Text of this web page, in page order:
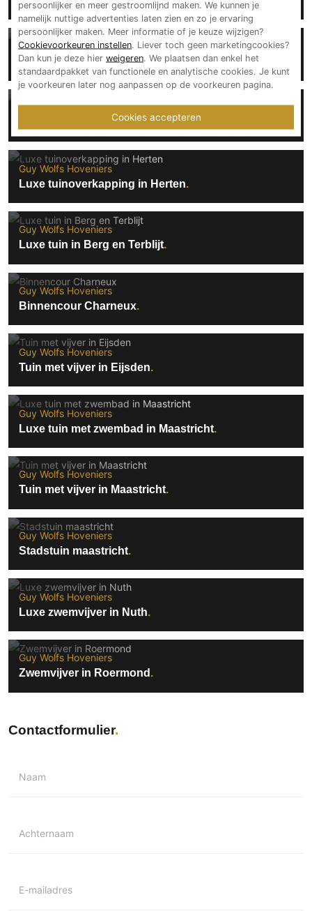
Guy Wolfs Hoveniers
Exclusieve tuin in Eijsden
Guy Wolfs Hoveniers
Stadstuin in Brunssum
Guy Wolfs Hoveniers
Luxe tuinoverkapping in Herten
Guy Wolfs Hoveniers
Luxe tuin in Berg en Terblijt
Guy Wolfs Hoveniers
Binnencour Charneux
Guy Wolfs Hoveniers
Tuin met vijver in Eijsden
Guy Wolfs Hoveniers
Luxe tuin met zwembad in Maastricht
Guy Wolfs Hoveniers
Tuin met vijver in Maastricht
Guy Wolfs Hoveniers
Stadstuin maastricht
Guy Wolfs Hoveniers
Luxe zwemvijver in Nuth
Guy Wolfs Hoveniers
Zwemvijver in Roermond
Contactformulier
Naam
Achternaam
E-mailadres
persoonlijker en meer gestroomlijnd maken. We kunnen je
namelijk nuttige advertenties laten zien en zo je ervaring
persoonlijker maken. Meer informatie of je keuze wijzigen?
Cookievoorkeuren instellen. Liever toch geen marketingcookies?
Dan kun je deze hier weigeren. We plaatsen dan enkel het
standaardpakket van functionele en analytische cookies. Je kunt
je voorkeuren later nog aanpassen op de voorkeuren pagina.
Cookies accepteren